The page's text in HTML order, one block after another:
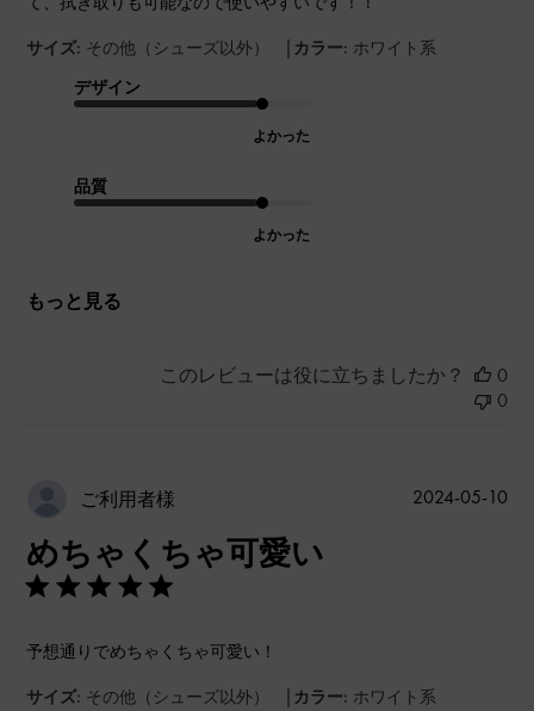
サイズ: その他（シューズ以外） | カラー: ホワイト系
デザイン
よかった
品質
よかった
もっと見る
このレビューは役に立ちましたか？
0
0
ご利用者様
めちゃくちゃ可愛い
予想通りでめちゃくちゃ可愛い！
サイズ: その他（シューズ以外） | カラー: ホワイト系
公
2024-05-10